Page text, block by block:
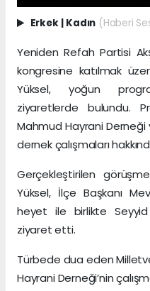
Erkek | Kadın (Haberi
Yeniden Refah Partisi
kongresine katılmak
Yüksel, yoğun
ziyaretlerde bulundu.
Mahmud Hayrani
dernek çalışmaları
Gerçekleştirilen
Yüksel, İlçe Başkanı
heyet ile birlikte
ziyaret etti.
Türbede dua eden
Hayrani Derneği’nin